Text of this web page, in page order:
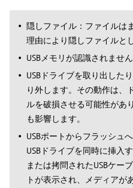
隠しファイル：ファイルは
理由により隠しファイルと
USBメモリが認識されません
USBドライブを取り出した
り外します。その動作は、
ルを破損させる可能性があ
も影響します。
USBポートからフラッシュ
USBドライブを同時に挿入
または拷問されたUSBケー
トが表示され、メディアが